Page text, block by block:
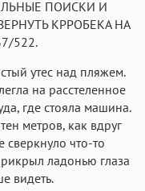
ПОИСКИ И
КРРОБЕКА НА
522.
утес над пляжем.
на расстеленное
где стояла машина.
метров, как вдруг
сверкнуло что-то
ладонью глаза
видеть.